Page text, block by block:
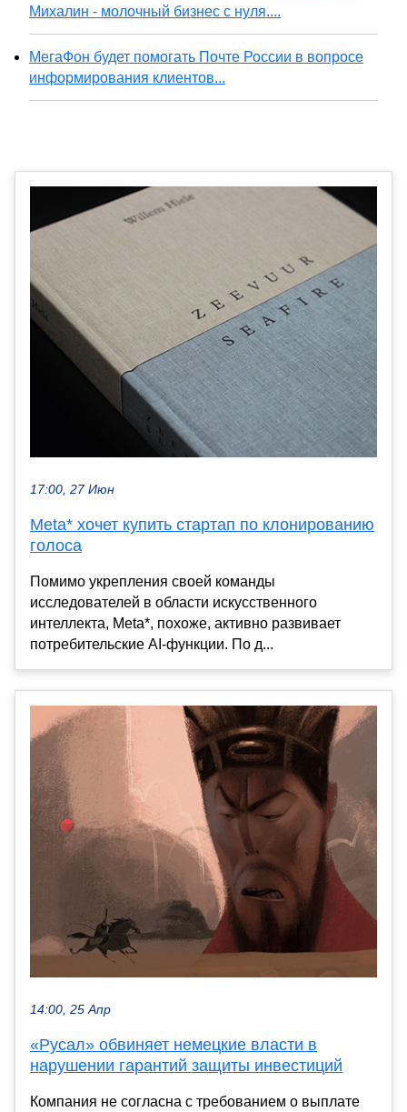
Михалин - молочный бизнес с нуля....
МегаФон будет помогать Почте России в вопросе
информирования клиентов...
17:00, 27 Июн
Meta* хочет купить стартап по клонированию
голоса
Помимо укрепления своей команды
исследователей в области искусственного
интеллекта, Meta*, похоже, активно развивает
потребительские AI-функции. По д...
14:00, 25 Апр
«Русал» обвиняет немецкие власти в
нарушении гарантий защиты инвестиций
Компания не согласна с требованием о выплате